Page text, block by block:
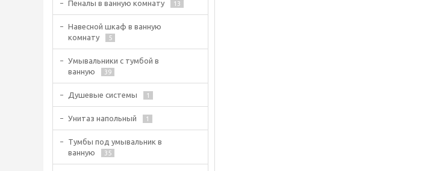
Пеналы в ванную комнату 13
Навесной шкаф в ванную
комнату
5
Умывальники с тумбой в
ванную
39
Душевые системы 1
Унитаз напольный 1
Тумбы под умывальник в
ванную
35